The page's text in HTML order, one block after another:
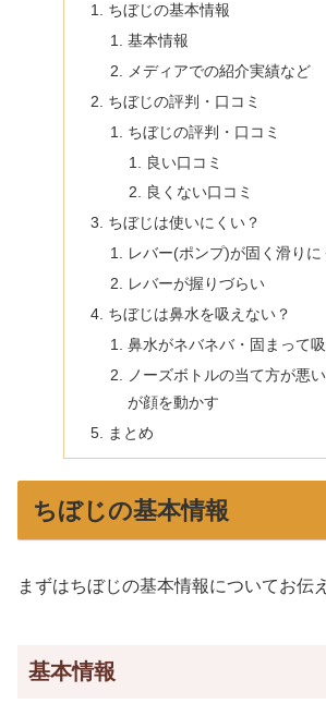
ちぼじの基本情報
基本情報
メディアでの紹介実績など
ちぼじの評判・口コミ
ちぼじの評判・口コミ
良い口コミ
良くない口コミ
ちぼじは使いにくい？
レバー(ポンプ)が固く滑りに
レバーが握りづらい
ちぼじは鼻水を吸えない？
鼻水がネバネバ・固まって
ノーズボトルの当て方が悪
が顔を動かす
まとめ
ちぼじの基本情報
まずはちぼじの基本情報についてお伝
基本情報